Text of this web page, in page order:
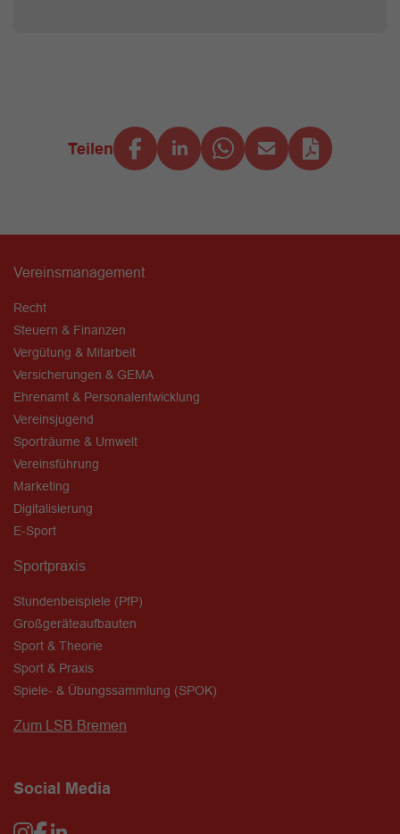
Teilen
Vereinsmanagement
Recht
Steuern & Finanzen
Vergütung & Mitarbeit
Versicherungen & GEMA
Ehrenamt & Personalentwicklung
Vereinsjugend
Sporträume & Umwelt
Vereinsführung
Marketing
Digitalisierung
E-Sport
Sportpraxis
Stundenbeispiele (PfP)
Großgeräteaufbauten
Sport & Theorie
Sport & Praxis
Spiele- & Übungssammlung (SPOK)
Zum LSB Bremen
Social Media